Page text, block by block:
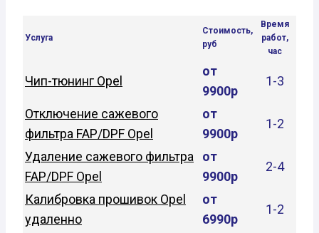
Услуга
Стоимость,
руб
Время
работ,
час
Чип-тюнинг Opel
от
9900р
1-3
Отключение сажевого
фильтра FAP/DPF Opel
от
9900р
1-2
Удаление сажевого фильтра
FAP/DPF Opel
от
9900р
2-4
Калибровка прошивок Opel
удаленно
от
6990р
1-2